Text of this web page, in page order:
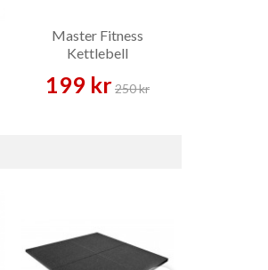
Master Fitness
Kettlebell
Kettlebell
199 kr250 kr